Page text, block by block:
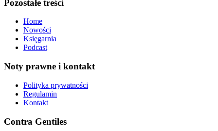
Pozostałe treści
Home
Nowości
Księgarnia
Podcast
Noty prawne i kontakt
Polityka prywatności
Regulamin
Kontakt
Contra Gentiles